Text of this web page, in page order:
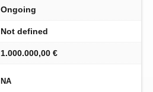
Ongoing
Not defined
1.000.000,00 €
NA